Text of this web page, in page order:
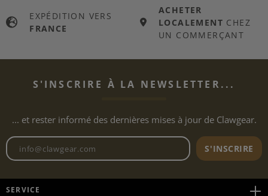
EXPÉDITION VERS
FRANCE
ACHETER
LOCALEMENT CHEZ
UN COMMERÇANT
S'INSCRIRE À LA NEWSLETTER...
... et rester informé des dernières mises à jour de Clawgear.
Adresse e-mail de laS'INSCRIRE
SERVICE